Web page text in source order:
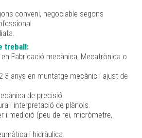
conveni, negociable segons
treball:
Fabricació mecànica, Mecatrònica o
3 anys en muntatge mecànic i ajust de
de precisió.
i interpretació de plànols.
i medició (peu de rei, micròmetre,
i hidràulica.